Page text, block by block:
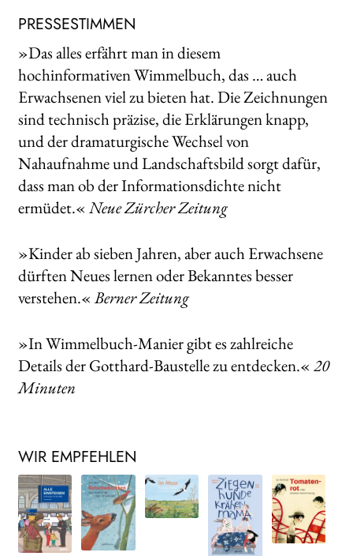
PRESSESTIMMEN
»Das alles erfährt man in diesem
hochinformativen Wimmelbuch, das … auch
Erwachsenen viel zu bieten hat. Die Zeichnungen
sind technisch präzise, die Erklärungen knapp,
und der dramaturgische Wechsel von
Nahaufnahme und Landschaftsbild sorgt dafür,
dass man ob der Informationsdichte nicht
ermüdet.« Neue Zürcher Zeitung
»Kinder ab sieben Jahren, aber auch Erwachsene
dürften Neues lernen oder Bekanntes besser
verstehen.«Berner Zeitung
»In Wimmelbuch-Manier gibt es zahlreiche
Details der Gotthard-Baustelle zu entdecken.« 20
Minuten
WIR EMPFEHLEN